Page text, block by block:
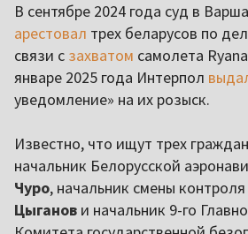
В сентябре 2024 года суд в
арестовал трех беларусов по
связи с захватом самолета
январе 2025 года Интерпол
уведомление» на их розыск.
Известно, что ищут трех
начальник Белорусской
Чуро, начальник смены
Цыганов и начальник 9-го